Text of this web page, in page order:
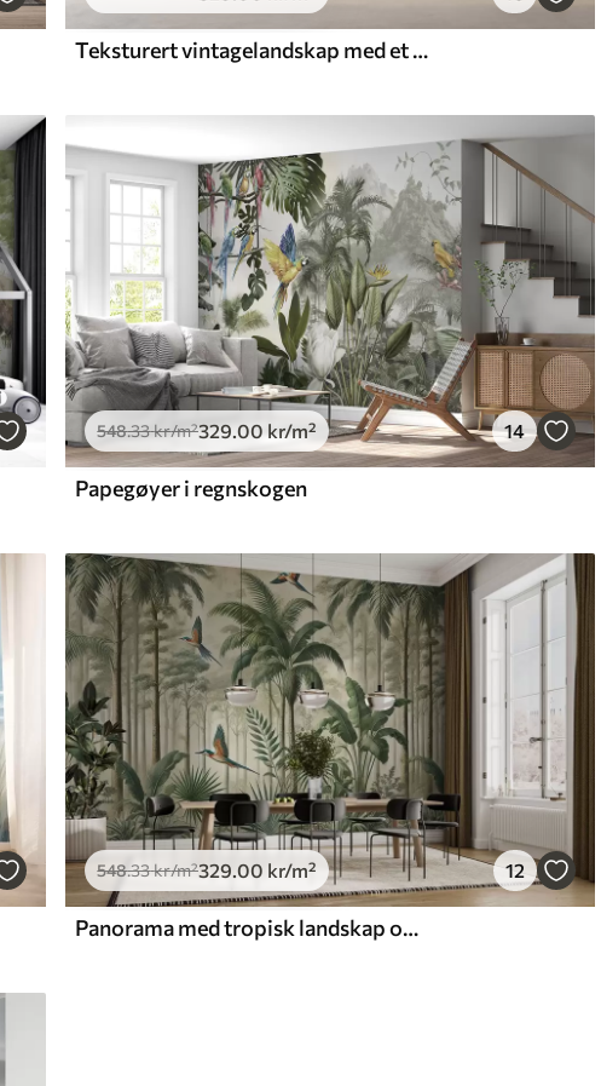
925 .00555.00kr/m²
Teksturert vintagelandskap med et tre nær en elv og en overskyet himmel, naturkunst i sepiatoner
548.33kr/m²329.00 kr/m² 14
Papegøyer i regnskogen
548.33kr/m²329 .00 kr/m² 12
Panorama med tropisk landskap og fugler